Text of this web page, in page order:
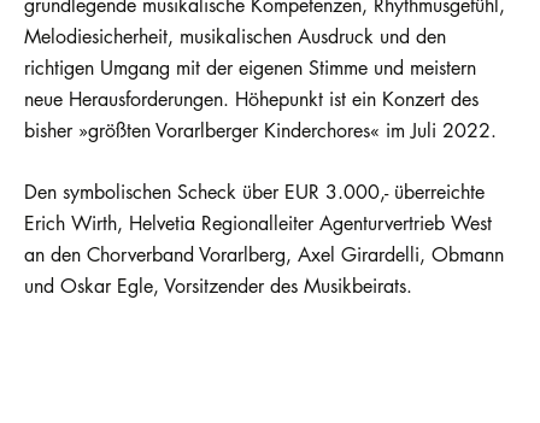
Melodiesicherheit, musikalischen Ausdruck und den
richtigen Umgang mit der eigenen Stimme und meistern
neue Herausforderungen. Höhepunkt ist ein Konzert des
bisher »größten Vorarlberger Kinderchores« im Juli 2022.
Den symbolischen Scheck über EUR 3.000,- überreichte
Erich Wirth, Helvetia Regionalleiter Agenturvertrieb West
an den Chorverband Vorarlberg, Axel Girardelli, Obmann
und Oskar Egle, Vorsitzender des Musikbeirats.